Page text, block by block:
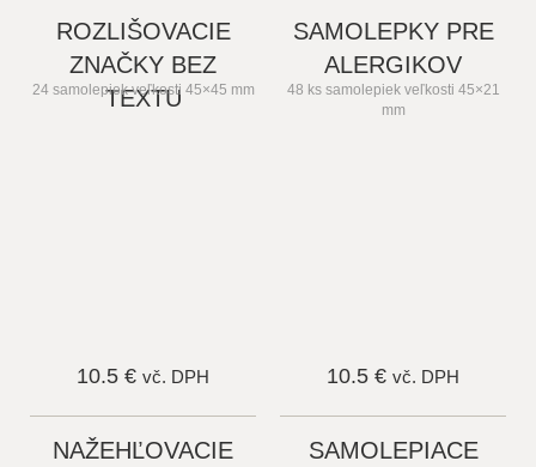
ROZLIŠOVACIE
ZNAČKY BEZ
TEXTU
24 samolepiek veľkosti 45×45 mm
10.5 € vč. DPH
SAMOLEPKY PRE
ALERGIKOV
48 ks samolepiek veľkosti 45×21
mm
10.5 € vč. DPH
NAŽEHĽOVACIE
SAMOLEPIACE